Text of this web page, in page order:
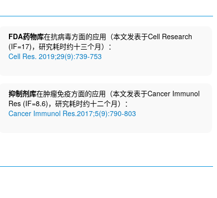
FDA药物库在抗病毒方面的应用（本文发表于Cell Research
(IF=17)，研究耗时约十三个月）：
Cell Res. 2019;29(9):739-753
抑制剂库在肿瘤免疫方面的应用（本文发表于Cancer Immunol
Res (IF=8.6)，研究耗时约十二个月）：
Cancer Immunol Res.2017;5(9):790-803